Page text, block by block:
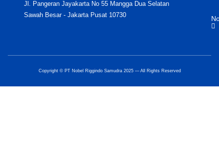
Jl. Pangeran Jayakarta No 55 Mangga Dua Selatan
Sawah Besar - Jakarta Pusat 10730
Copyright © PT Nobel Riggindo Samudra 2025 — All Rights Reserved